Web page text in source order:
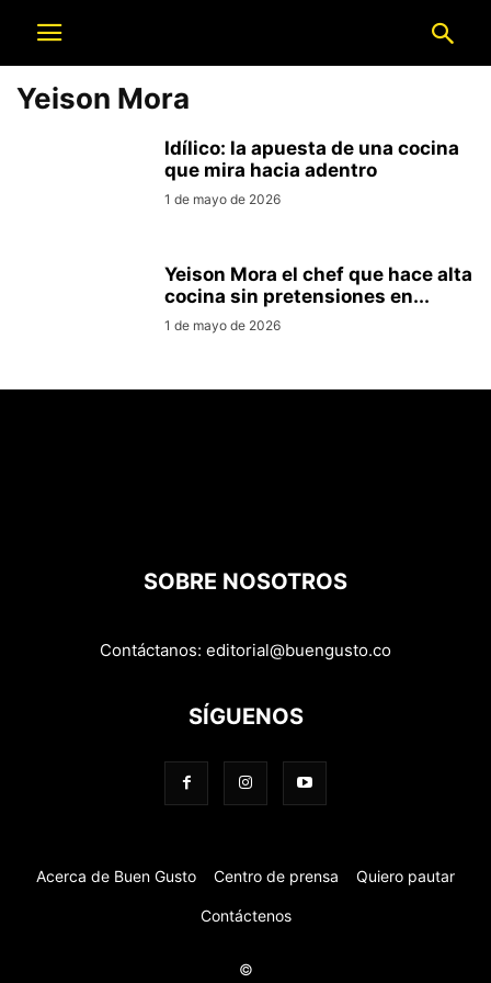
Yeison Mora
Idílico: la apuesta de una cocina
que mira hacia adentro
1 de mayo de 2026
Yeison Mora el chef que hace alta
cocina sin pretensiones en...
1 de mayo de 2026
SOBRE NOSOTROS
Contáctanos: editorial@buengusto.co
SÍGUENOS
Acerca de Buen Gusto Centro de prensa Quiero pautar
Contáctenos
©